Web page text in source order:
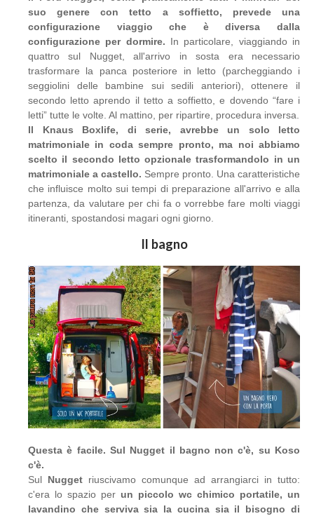
suo genere con tetto a soffietto, prevede una
configurazione viaggio che è diversa dalla
configurazione per dormire. In particolare, viaggiando in
quattro sul Nugget, all'arrivo in sosta era necessario
trasformare la panca posteriore in letto (parcheggiando i
seggiolini delle bambine sui sedili anteriori), ottenere il
secondo letto aprendo il tetto a soffietto, e dovendo “fare i
letti” tutte le volte. Al mattino, per ripartire, procedura inversa.
Il Knaus Boxlife, di serie, avrebbe un solo letto
matrimoniale in coda sempre pronto, ma noi abbiamo
scelto il secondo letto opzionale trasformandolo in un
matrimoniale a castello. Sempre pronto. Una caratteristiche
che influisce molto sui tempi di preparazione all'arrivo e alla
partenza, da valutare per chi fa o vorrebbe fare molti viaggi
itineranti, spostandosi magari ogni giorno.
Il bagno
Questa è facile. Sul Nugget il bagno non c'è, su Koso
c'è.
Sul Nugget riuscivamo comunque ad arrangiarci in tutto:
c'era lo spazio per un piccolo wc chimico portatile, un
lavandino che serviva sia la cucina sia il bisogno di